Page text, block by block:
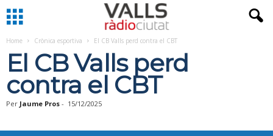
Home Crònica esportiva El CB Valls perd contra el CBT
El CB Valls perd
contra el CBT
Per Jaume Pros - 15/12/2025